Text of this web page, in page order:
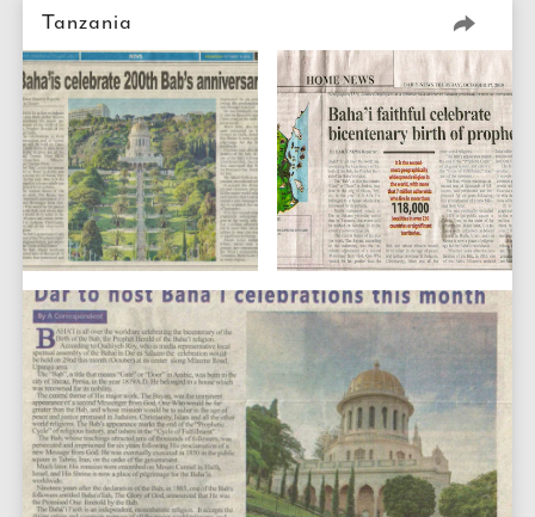
Tanzania